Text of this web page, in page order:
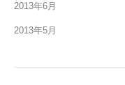
2013年6月
2013年5月